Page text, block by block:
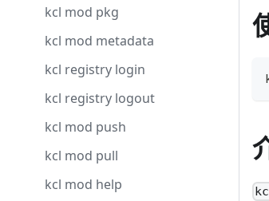
kcl mod pkg
kcl mod metadata
kcl registry login
kcl registry logout
kcl mod push
kcl mod pull
kcl mod help